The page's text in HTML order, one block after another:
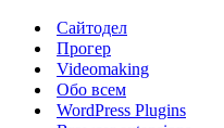
Сайтодел
Прогер
Videomaking
Обо всем
WordPress Plugins